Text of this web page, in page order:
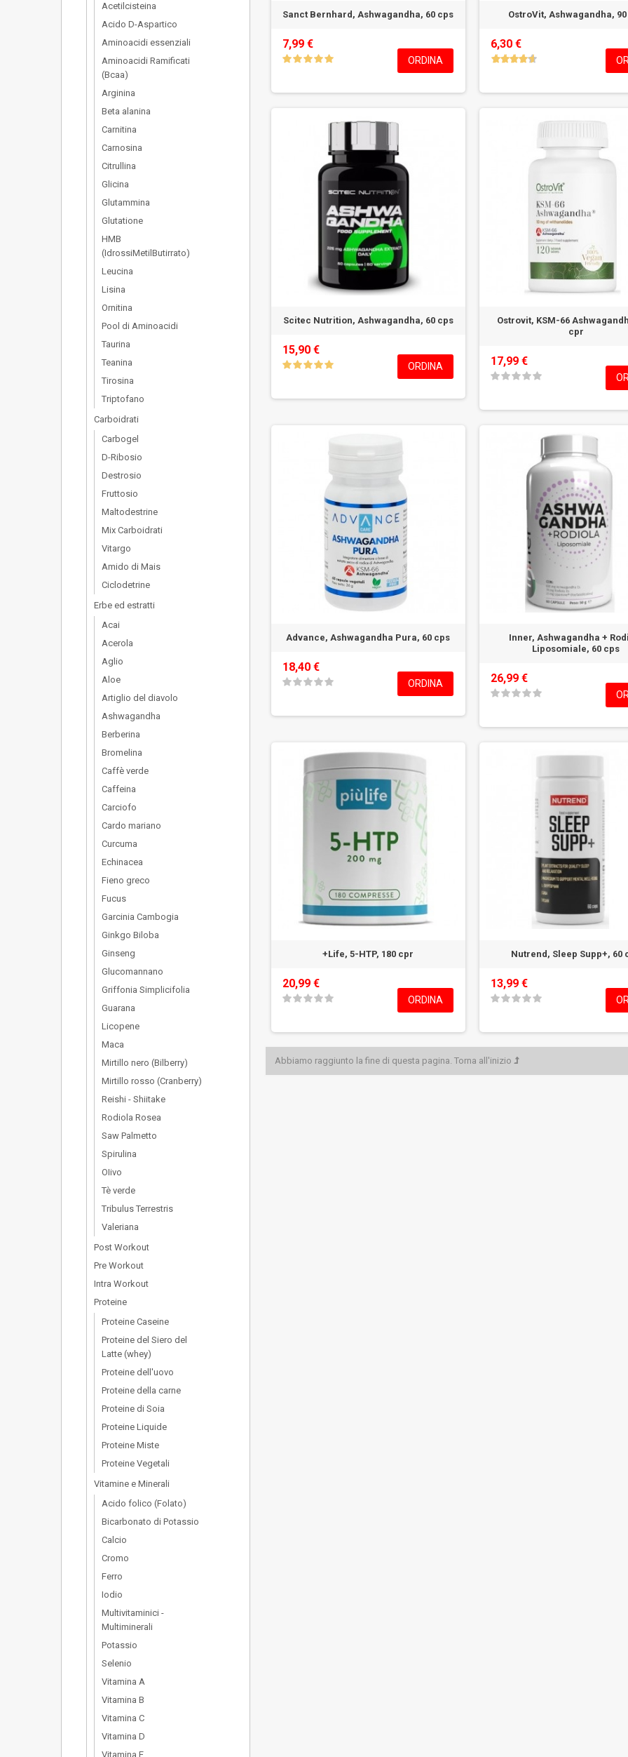
Acetilcisteina
Acido D-Aspartico
Aminoacidi essenziali
Aminoacidi Ramificati
(Bcaa)
Arginina
Beta alanina
Carnitina
Carnosina
Citrullina
Glicina
Glutammina
Glutatione
HMB
(IdrossiMetilButirrato)
Leucina
Lisina
Ornitina
Pool di Aminoacidi
Taurina
Teanina
Tirosina
Triptofano
Carboidrati
Carbogel
D-Ribosio
Destrosio
Fruttosio
Maltodestrine
Mix Carboidrati
Vitargo
Amido di Mais
Ciclodetrine
Erbe ed estratti
Acai
Acerola
Aglio
Aloe
Artiglio del diavolo
Ashwagandha
Berberina
Bromelina
Caffè verde
Caffeina
Carciofo
Cardo mariano
Curcuma
Echinacea
Fieno greco
Fucus
Garcinia Cambogia
Ginkgo Biloba
Ginseng
Glucomannano
Griffonia Simplicifolia
Guarana
Licopene
Maca
Mirtillo nero (Bilberry)
Mirtillo rosso (Cranberry)
Reishi - Shiitake
Rodiola Rosea
Saw Palmetto
Spirulina
OIivo
Tè verde
Tribulus Terrestris
Valeriana
Post Workout
Pre Workout
Intra Workout
Proteine
Proteine Caseine
Proteine del Siero del
Latte (whey)
Proteine dell'uovo
Proteine della carne
Proteine di Soia
Proteine Liquide
Proteine Miste
Proteine Vegetali
Vitamine e Minerali
Acido folico (Folato)
Bicarbonato di Potassio
Calcio
Cromo
Ferro
Iodio
Multivitaminici -
Multiminerali
Potassio
Selenio
Vitamina A
Vitamina B
Vitamina C
Vitamina D
Vitamina E
Sanct Bernhard, Ashwagandha, 60 cps
7,99 €
ORDINA
OstroVit, Ashwagandha,
6,30 €
Scitec Nutrition, Ashwagandha, 60 cps
15,90 €
ORDINA
Ostrovit, KSM-66
cpr
17,99 €
Advance, Ashwagandha Pura, 60 cps
18,40 €
ORDINA
Inner, Ashwagandha +
Liposomiale, 60 cps
26,99 €
+Life, 5-HTP, 180 cpr
20,99 €
ORDINA
Nutrend, Sleep Supp+, 60
13,99 €
Abbiamo raggiunto la fine di questa pagina. Torna all'inizio